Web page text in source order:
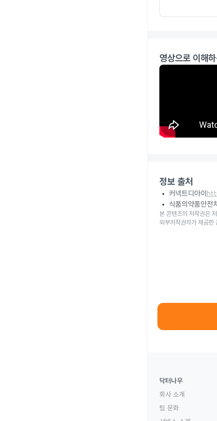
영상으로 이해
정보 출처
커넥트디아이
식품의약품안전
본 콘텐츠의 저작권은
외부저작권자가 제공한
닥터나우
회사 소개
팀 문화